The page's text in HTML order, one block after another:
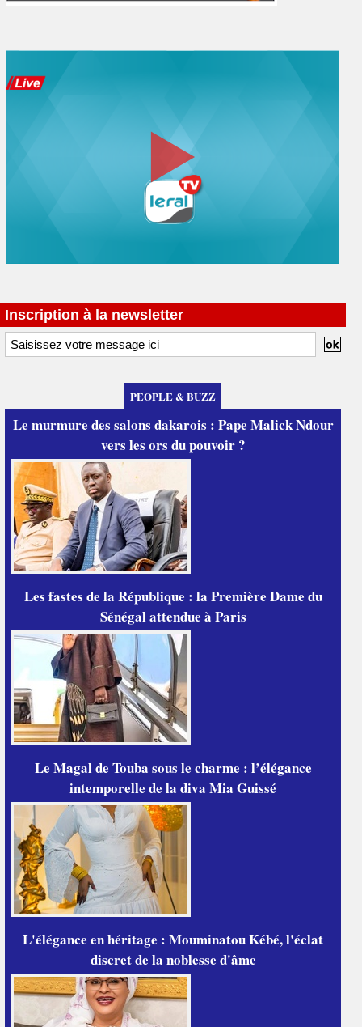
Inscription à la newsletter
PEOPLE & BUZZ
Le murmure des salons dakarois : Pape Malick Ndour
vers les ors du pouvoir ?
Les fastes de la République : la Première Dame du
Sénégal attendue à Paris
Le Magal de Touba sous le charme : l’élégance
intemporelle de la diva Mia Guissé
L'élégance en héritage : Mouminatou Kébé, l'éclat
discret de la noblesse d'âme